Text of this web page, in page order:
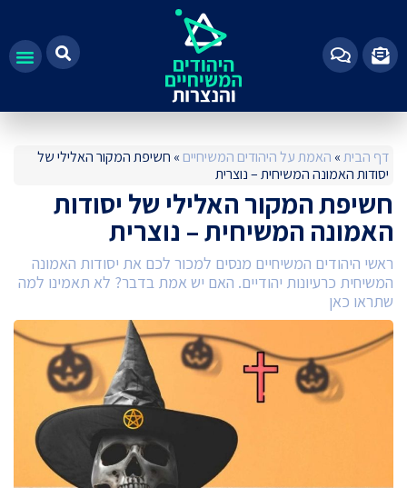
דף הבית» האמת על היהודים המשיחיים » חשיפת המקור האלילי של
יסודות האמונה המשיחית – נוצרית
חשיפת המקור האלילי של יסודות
האמונה המשיחית – נוצרית
ראשי היהודים המשיחיים מנסים למכור לכם את יסודות האמונה
המשיחית כרעיונות יהודיים. האם יש אמת בדבר? לא תאמינו למה
שתראו כאן